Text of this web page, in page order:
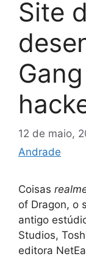
Site
12 de maio,
Andrade
Coisas
of Dragon, o
antigo
Studios,
editora